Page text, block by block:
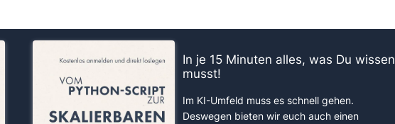
In je 15 Minuten alles, was Du wissen
musst!
Im KI-Umfeld muss es schnell gehen.
Deswegen bieten wir euch auch einen